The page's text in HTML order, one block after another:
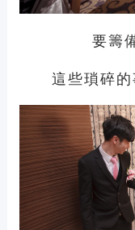
要籌
這些瑣碎